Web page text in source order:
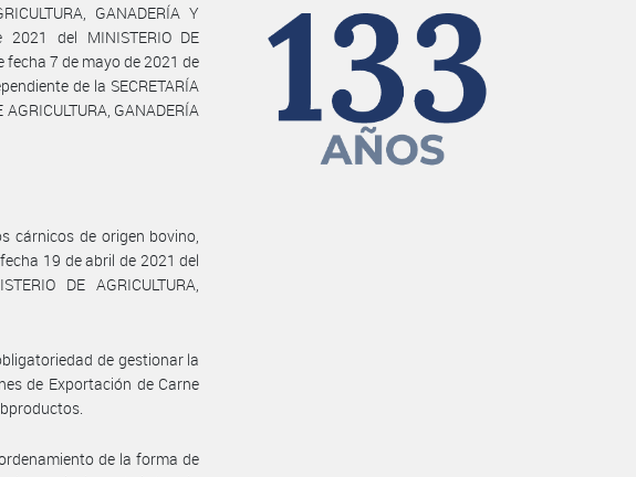
GANADERÍA Y
del MINISTERIO DE
fecha 7 de mayo de 2021 de
de la SECRETARÍA
GANADERÍA
cárnicos de origen bovino,
19 de abril de 2021 del
DE AGRICULTURA,
de gestionar la
de Exportación de Carne
de la forma de